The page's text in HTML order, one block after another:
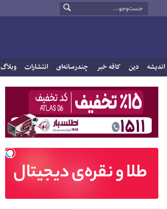
اندیشه دین کافه خبر چندرسانه‌ای انتشارات وبلاگ